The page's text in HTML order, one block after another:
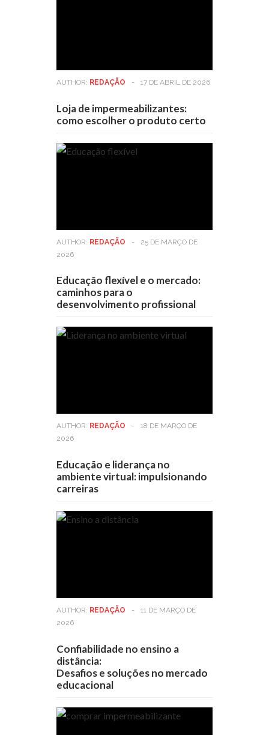
AUTHOR: REDAÇÃO - 17 DE ABRIL DE 2026
Loja de impermeabilizantes:
como escolher o produto certo
AUTHOR: REDAÇÃO -
25 DE MARÇO DE
2026
Educação flexível e o mercado:
caminhos para o
desenvolvimento profissional
AUTHOR: REDAÇÃO -
18 DE MARÇO DE
2026
Educação e liderança no
ambiente virtual: impulsionando
carreiras
AUTHOR: REDAÇÃO -
11 DE MARÇO DE
2026
Confiabilidade no ensino a
distância:
Desafios e soluções no mercado
educacional